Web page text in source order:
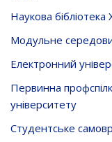
Наукова
Модульне
Електронний
Первинна
університету
Студентське